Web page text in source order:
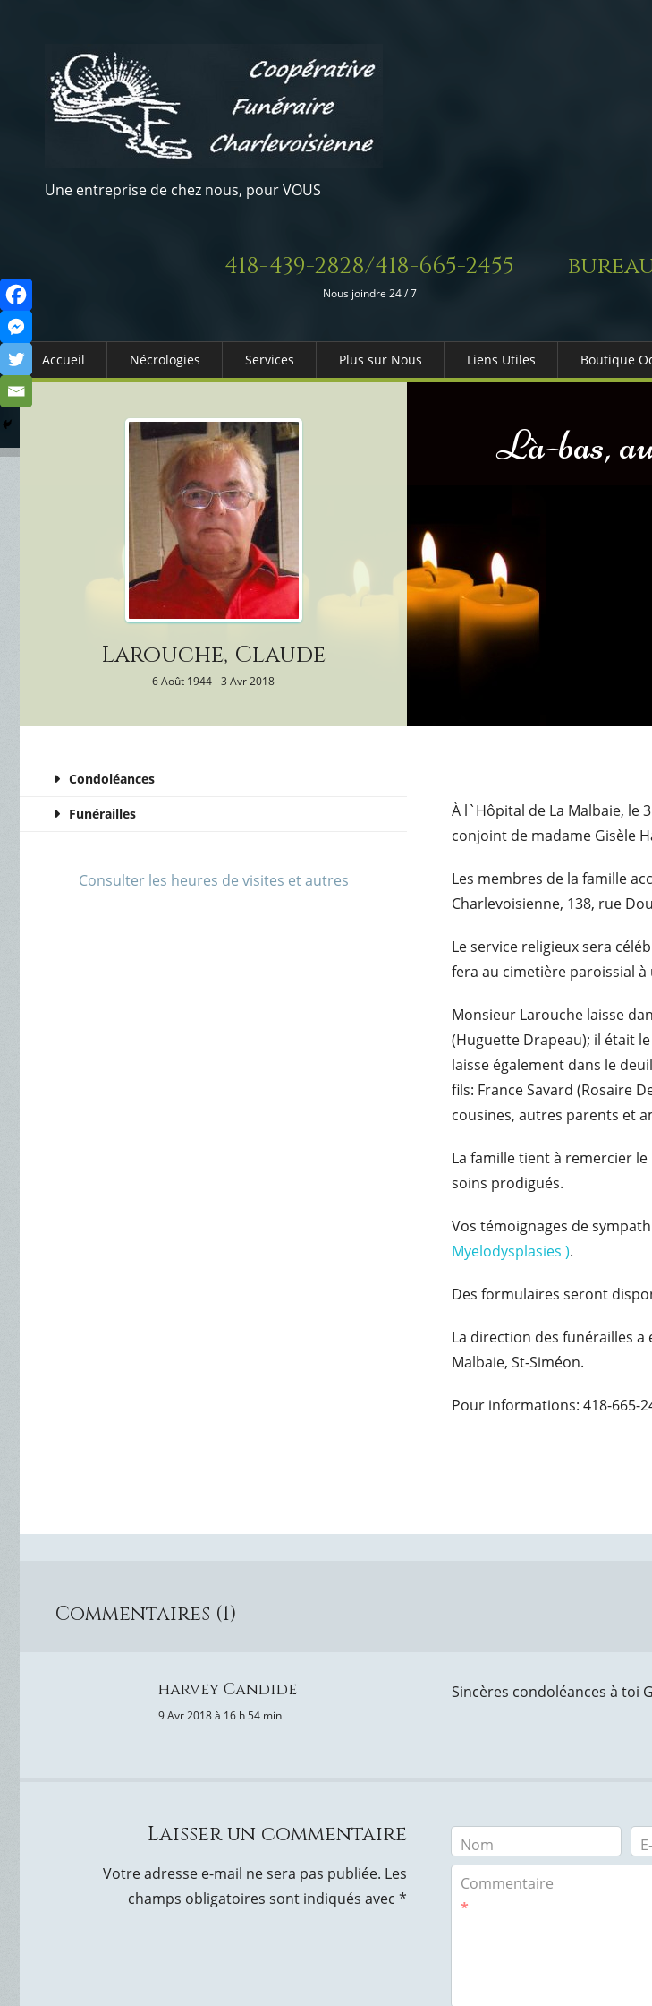
Une entreprise de chez nous, pour VOUS
418-439-2828/418-665-2455
Nous joindre 24 / 7
Accueil Nécrologies Services
Columbarium
Services Funéraires
Plus sur Nous Liens Utiles
Services Gouv. et Autres
Boutique
Larouche, Claude
6 Août 1944 - 3 Avr 2018
Là-bas,
Condoléances
Funérailles
Consulter les heures de visites et autres
À l`Hôpital de La Malbaie, le
conjoint de madame Gisèle
Les membres de la famille
Charlevoisienne, 138, rue
Le service religieux sera
fera au cimetière paroissial
Monsieur Larouche laisse
(Huguette Drapeau); il était
laisse également dans le
fils: France Savard (Rosaire
cousines, autres parents et
La famille tient à remercier
soins prodigués.
Vos témoignages de
Myelodysplasies ).
Des formulaires seront
La direction des funérailles a
Malbaie, St-Siméon.
Pour informations: 418-665-
Commentaires (1)
harvey Candide
9 Avr 2018 à 16 h 54 min
Sincères condoléances à toi
Laisser un commentaire
Votre adresse e-mail ne sera pas publiée. Les
champs obligatoires sont indiqués avec *
Nom
Commentaire
*